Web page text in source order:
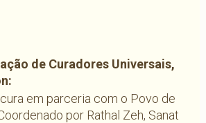
de Curadores Universais,
em parceria com o Povo de
por Rathal Zeh, Sanat